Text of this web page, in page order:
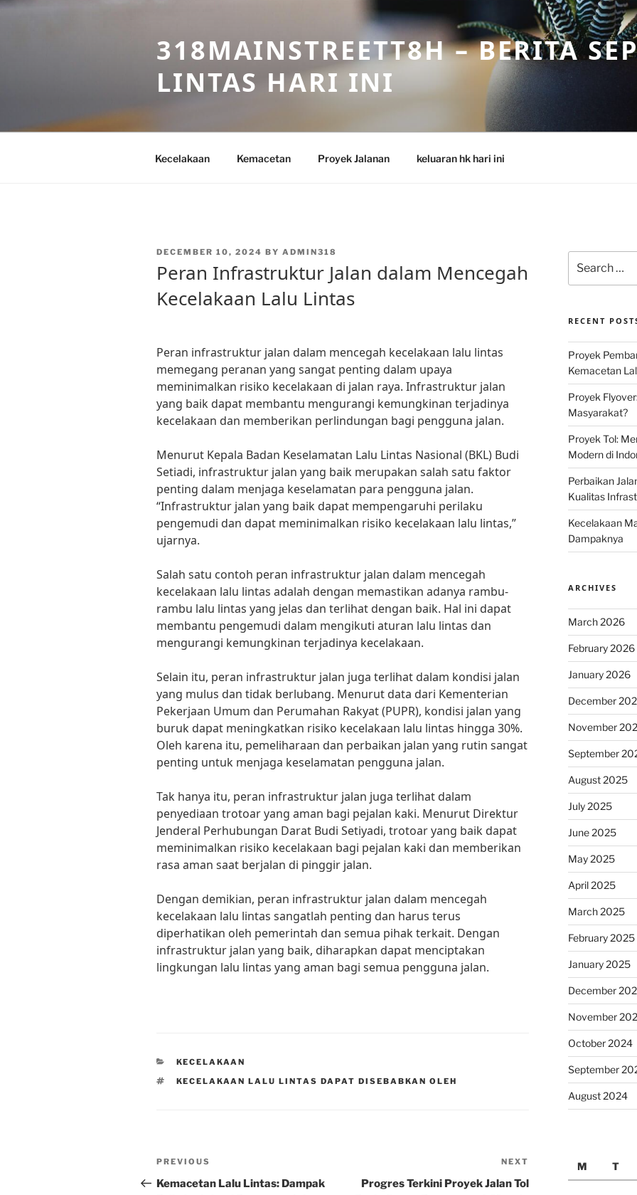
Skip
318MAINSTREETT8H – BERITA
LINTAS HARI INI
Kecelakaan Kemacetan Proyek Jalanan keluaran hk hari ini
POSTED
DECEMBER 10, 2024 BY ADMIN318
Peran Infrastruktur Jalan dalam Mencegah
Kecelakaan Lalu Lintas
Peran infrastruktur jalan dalam mencegah kecelakaan lalu lintas
memegang peranan yang sangat penting dalam upaya
meminimalkan risiko kecelakaan di jalan raya. Infrastruktur jalan
yang baik dapat membantu mengurangi kemungkinan terjadinya
kecelakaan dan memberikan perlindungan bagi pengguna jalan.
Menurut Kepala Badan Keselamatan Lalu Lintas Nasional (BKL) Budi
Setiadi, infrastruktur jalan yang baik merupakan salah satu faktor
penting dalam menjaga keselamatan para pengguna jalan.
“Infrastruktur jalan yang baik dapat mempengaruhi perilaku
pengemudi dan dapat meminimalkan risiko kecelakaan lalu lintas,”
ujarnya.
Salah satu contoh peran infrastruktur jalan dalam mencegah
kecelakaan lalu lintas adalah dengan memastikan adanya rambu-
rambu lalu lintas yang jelas dan terlihat dengan baik. Hal ini dapat
membantu pengemudi dalam mengikuti aturan lalu lintas dan
mengurangi kemungkinan terjadinya kecelakaan.
Selain itu, peran infrastruktur jalan juga terlihat dalam kondisi jalan
yang mulus dan tidak berlubang. Menurut data dari Kementerian
Pekerjaan Umum dan Perumahan Rakyat (PUPR), kondisi jalan yang
buruk dapat meningkatkan risiko kecelakaan lalu lintas hingga 30%.
Oleh karena itu, pemeliharaan dan perbaikan jalan yang rutin sangat
penting untuk menjaga keselamatan pengguna jalan.
Tak hanya itu, peran infrastruktur jalan juga terlihat dalam
penyediaan trotoar yang aman bagi pejalan kaki. Menurut Direktur
Jenderal Perhubungan Darat Budi Setiyadi, trotoar yang baik dapat
meminimalkan risiko kecelakaan bagi pejalan kaki dan memberikan
rasa aman saat berjalan di pinggir jalan.
Dengan demikian, peran infrastruktur jalan dalam mencegah
kecelakaan lalu lintas sangatlah penting dan harus terus
diperhatikan oleh pemerintah dan semua pihak terkait. Dengan
infrastruktur jalan yang baik, diharapkan dapat menciptakan
lingkungan lalu lintas yang aman bagi semua pengguna jalan.
CATEGORIES
KECELAKAAN
TAGS
KECELAKAAN LALU LINTAS DAPAT DISEBABKAN OLEH
Post
navigation
Previous
Post
PREVIOUS
Kemacetan Lalu Lintas: Dampak
Post
NEXT
Progres Terkini Proyek Jalan Tol
for:
RECENT
Proyek
Kemacetan
Proyek
Masyarakat?
Proyek Tol:
Modern di
Perbaikan
Kualitas
Kecelakaan
Dampaknya
ARCHIVES
March 2026
February 2026
January 2026
December
November
September
August 2025
July 2025
June 2025
May 2025
April 2025
March 2025
February 2025
January 2025
December
November
October 2024
September
August 2024
M
T